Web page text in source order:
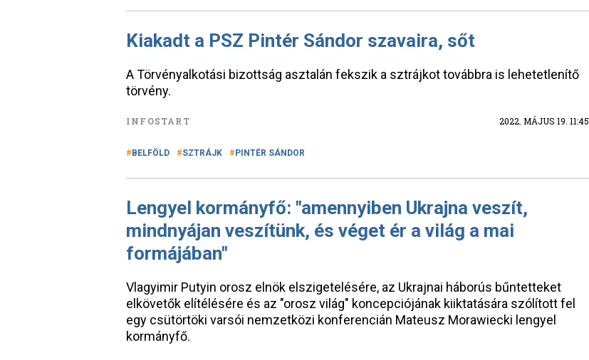
Kiakadt a PSZ Pintér Sándor szavaira, sőt
A Törvényalkotási bizottság asztalán fekszik a sztrájkot továbbra is lehetetlenítő
törvény.
INFOSTART 2022. MÁJUS 19. 11:45
BELFÖLD SZTRÁJK PINTÉR SÁNDOR
Lengyel kormányfő: "amennyiben Ukrajna veszít,
mindnyájan veszítünk, és véget ér a világ a mai
formájában"
Vlagyimir Putyin orosz elnök elszigetelésére, az Ukrajnai háborús bűntetteket
elkövetők elítélésére és az "orosz világ" koncepciójának kiiktatására szólított fel
egy csütörtöki varsói nemzetközi konferencián Mateusz Morawiecki lengyel
kormányfő.